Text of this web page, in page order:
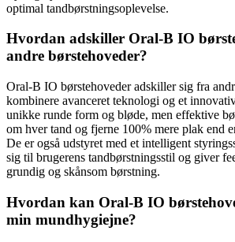
optimal tandbørstningsoplevelse.
Hvordan adskiller Oral-B IO
andre børstehoveder?
Oral-B IO børstehoveder adskiller sig fra
kombinere avanceret teknologi og et
unikke runde form og bløde, men effektive
om hver tand og fjerne 100% mere plak end
De er også udstyret med et intelligent
sig til brugerens tandbørstningsstil og giver
grundig og skånsom børstning.
Hvordan kan Oral-B IO
min mundhygiejne?